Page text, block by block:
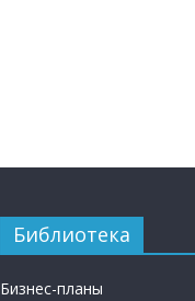
Библиотека
Бизнес-планы